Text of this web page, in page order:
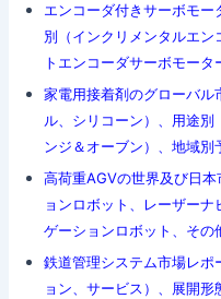
エンコーダ付きサーボモ
別（インクリメンタルエ
トエンコーダサーボモータ
家電用接着剤のグローバル
ル、シリコーン）、用途
ンジ＆オーブン）、地域
高荷重AGVの世界及び日
ョンロボット、レーザー
ゲーションロボット、その
鉄道管理システム市場レポ
ョン、サービス）、展開